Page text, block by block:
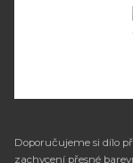
Doporučujeme si dílo
zachycení přesné